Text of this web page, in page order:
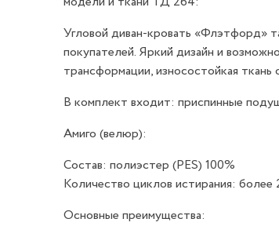
Угловой диван-кровать «Флэтфорд»
покупателей. Яркий дизайн и
трансформации, износостойкая
В комплект входит: приспинные
Амиго (велюр):
Состав: полиэстер (PES) 100%
Количество циклов истирания: более
Основные преимущества: